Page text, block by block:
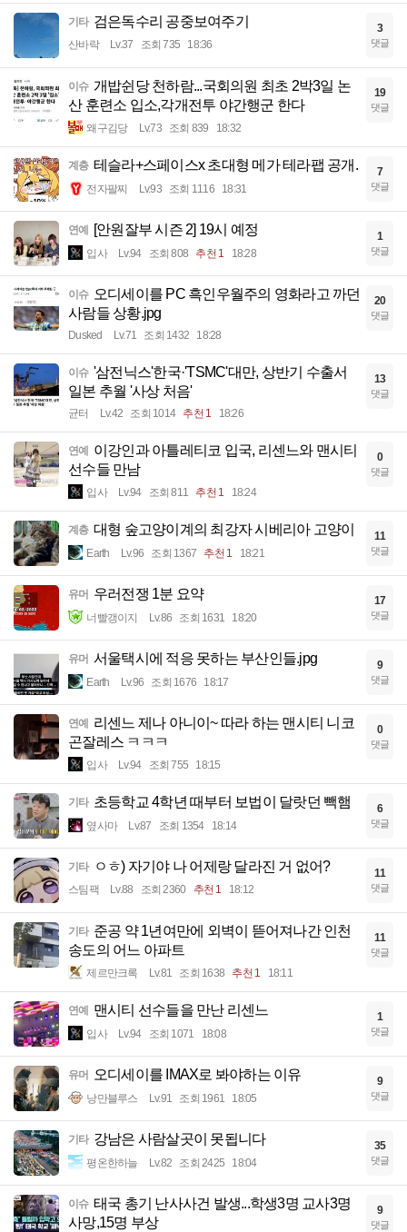
기타 검은독수리 공중보여주기
산바락 Lv.37 조회 735 18:36
3
댓글
이슈 개밥쉰당 천하람...국회의원 최초 2박3일 논
산 훈련소 입소,각개전투 야간행군 한다
왜구김당 Lv.73 조회 839 18:32
19
댓글
계층 테슬라+스페이스x 초대형 메가 테라팹 공개.
전자팔찌 Lv.93 조회 1116 18:31
7
댓글
연예 [안원잘부 시즌 2] 19시 예정
입사 Lv.94 조회 808 추천 1 18:28
1
댓글
이슈 오디세이를 PC 흑인우월주의 영화라고 까던
사람들 상황.jpg
Dusked Lv.71 조회 1432 18:28
20
댓글
이슈 '삼전닉스'한국·'TSMC'대만, 상반기 수출서
일본 추월 '사상 처음'
균터 Lv.42 조회 1014 추천 1 18:26
13
댓글
연예
이강인과 아틀레티코 입국, 리센느와 맨시티
선수들 만남
입사 Lv.94 조회 811 추천 1 18:24
0
댓글
계층 대형 숲고양이계의 최강자 시베리아 고양이
Earth Lv.96 조회 1367 추천 1 18:21
11
댓글
유머 우러전쟁 1분 요약
너빨갱이지 Lv.86 조회 1631 18:20
17
댓글
유머 서울택시에 적응 못하는 부산인들.jpg
Earth Lv.96 조회 1676 18:17
9
댓글
연예
리센느 제나 아니이~ 따라 하는 맨시티 니코
곤잘레스 ㅋㅋㅋ
입사 Lv.94 조회 755 18:15
0
댓글
기타 초등학교 4학년 때부터 보법이 달랏던 빽햄
옆사마 Lv.87 조회 1354 18:14
6
댓글
기타 ㅇㅎ) 자기야 나 어제랑 달라진 거 없어?
스팀팩 Lv.88 조회 2360 추천 1 18:12
11
댓글
기타 준공 약 1년여만에 외벽이 뜯어져나간 인천
송도의 어느 아파트
제르만크록 Lv.81 조회 1638 추천 1 18:11
11
댓글
연예 맨시티 선수들을 만난 리센느
입사 Lv.94 조회 1071 18:08
1
댓글
유머 오디세이를 IMAX로 봐야하는 이유
낭만블루스 Lv.91 조회 1961 18:05
9
댓글
기타 강남은 사람살곳이 못됩니다
평온한하늘 Lv.82 조회 2425 18:04
35
댓글
이슈 태국 총기 난사사건 발생...학생3명 교사3명
사망,15명 부상
9
댓글